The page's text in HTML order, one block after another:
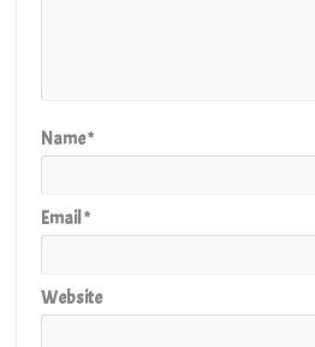
Name*
Email*
Website